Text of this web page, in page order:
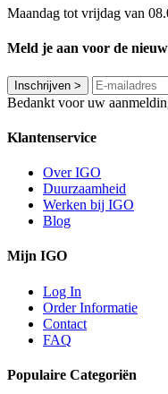
Maandag tot vrijdag van
Meld je aan voor de
Inschrijven >
Bedankt voor uw
Klantenservice
Over IGO
Duurzaamheid
Werken bij IGO
Blog
Mijn IGO
Log In
Order Informatie
Contact
FAQ
Populaire Categoriën